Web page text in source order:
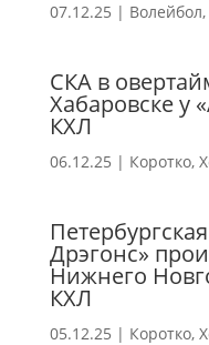
07.12.25 | Волейбол,
СКА в
Хабаровске у
КХЛ
06.12.25 | Коротко,
Дрэгонс»
Нижнего
КХЛ
05.12.25 | Коротко,